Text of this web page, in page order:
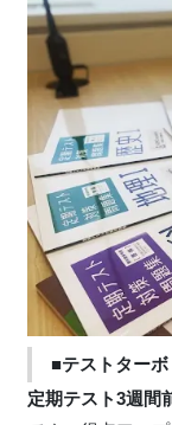
■テストターボ
定期テスト3週間